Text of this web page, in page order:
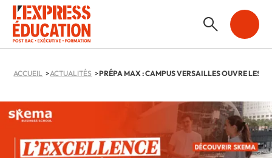
ACCUEIL ACTUALITÉS